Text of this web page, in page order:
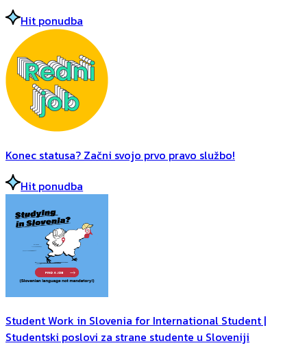
Hit ponudba
Konec statusa? Začni svojo prvo pravo službo!
Hit ponudba
Student Work in Slovenia for International Student |
Studentski poslovi za strane studente u Sloveniji